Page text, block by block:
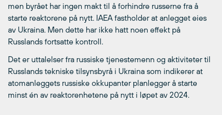
men byrået har ingen makt til å forhindre russerne fra å
starte reaktorene på nytt. IAEA fastholder at anlegget eies
av Ukraina. Men dette har ikke hatt noen effekt på
Russlands fortsatte kontroll.
Det er uttalelser fra russiske tjenestemenn og aktiviteter til
Russlands tekniske tilsynsbyrå i Ukraina som indikerer at
atomanleggets russiske okkupanter planlegger å starte
minst én av reaktorenhetene på nytt i løpet av 2024.